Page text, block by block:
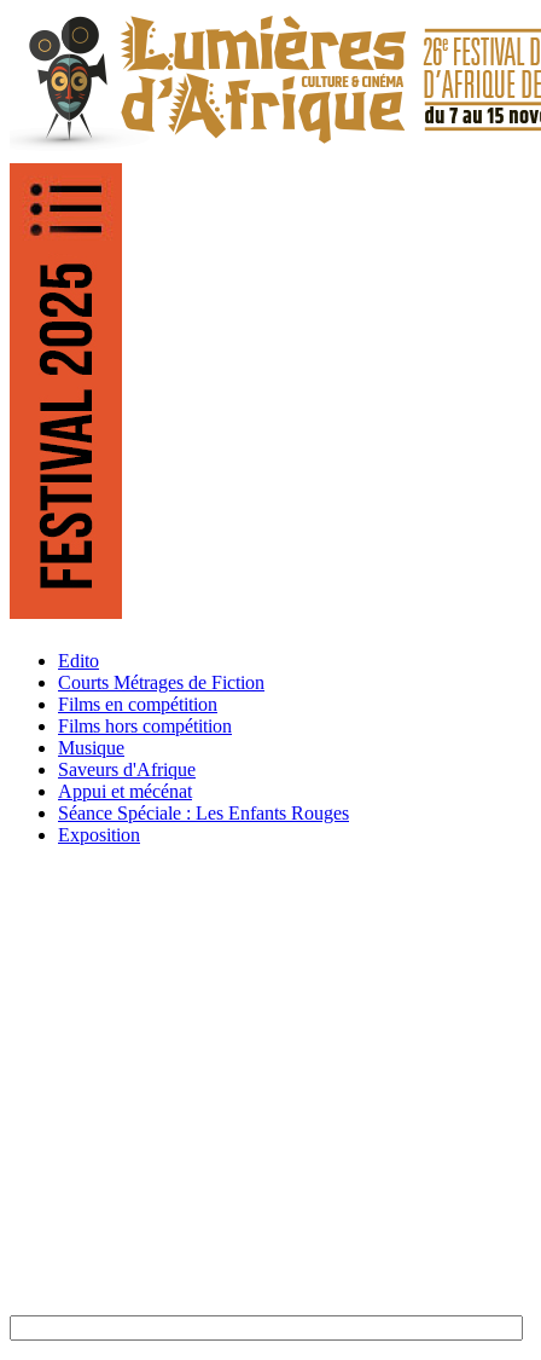
Edito
Courts Métrages de Fiction
Films en compétition
Films hors compétition
Musique
Saveurs d'Afrique
Appui et mécénat
Séance Spéciale : Les Enfants Rouges
Exposition